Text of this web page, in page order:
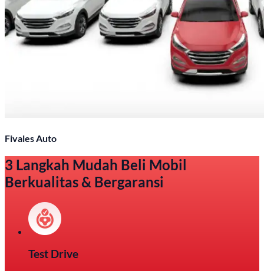
Fivales Auto
3 Langkah Mudah Beli Mobil
Berkualitas & Bergaransi
Test Drive